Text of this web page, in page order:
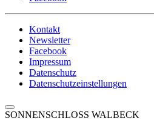
Kontakt
Newsletter
Facebook
Impressum
Datenschutz
Datenschutzeinstellungen
SONNENSCHLOSS WALBECK